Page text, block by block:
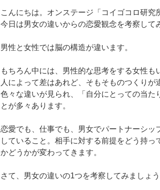
こんにちは。オンステージ「コイゴコロ研究
今日は男女の違いからの恋愛観念を考察して
男性と女性では脳の構造が違います。
もちろん中には、男性的な思考をする女性
人によって差はあれど、そもそものつくり
色々な違いが見られ、「自分にとっての当た
とが多々あります。
恋愛でも、仕事でも、男女でパートナーシ
していること。相手に対する前提をどう持
かどうかが変わってきます。
さて、男女の違いの1つを考察してみましょう